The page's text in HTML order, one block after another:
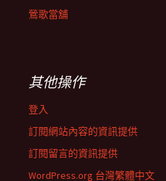
鶯歌當舖
其他操作
登入
訂閱網站內容的資訊提供
訂閱留言的資訊提供
WordPress.org 台灣繁體中文